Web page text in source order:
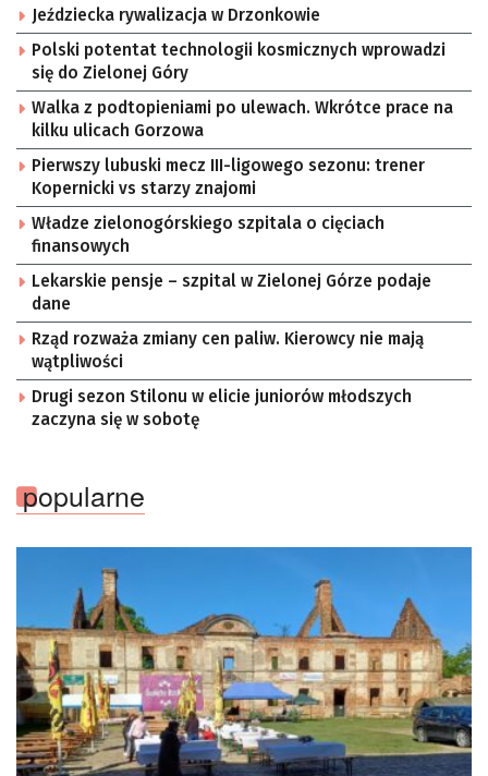
Jeździecka rywalizacja w Drzonkowie
Polski potentat technologii kosmicznych wprowadzi
się do Zielonej Góry
Walka z podtopieniami po ulewach. Wkrótce prace na
kilku ulicach Gorzowa
Pierwszy lubuski mecz III-ligowego sezonu: trener
Kopernicki vs starzy znajomi
Władze zielonogórskiego szpitala o cięciach
finansowych
Lekarskie pensje – szpital w Zielonej Górze podaje
dane
Rząd rozważa zmiany cen paliw. Kierowcy nie mają
wątpliwości
Drugi sezon Stilonu w elicie juniorów młodszych
zaczyna się w sobotę
popularne